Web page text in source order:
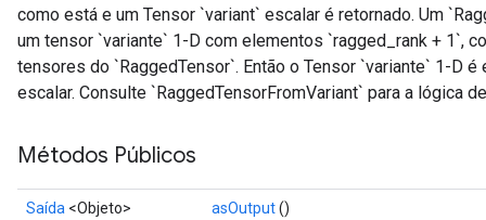
como está e um Tensor `variant` escalar é retornado. Um
um tensor `variante` 1-D com elementos `ragged_rank + 1`,
tensores do `RaggedTensor`. Então o Tensor `variante` 1-D
escalar. Consulte `RaggedTensorFromVariant` para a lógica
Métodos Públicos
Saída <Objeto> asOutput()